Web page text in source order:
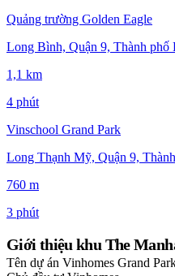
Quảng trường Golden Eagle
Long Bình, Quận 9, Thành
1,1 km
4 phút
Vinschool Grand Park
Long Thạnh Mỹ, Quận 9,
760 m
3 phút
Giới thiệu khu The
Tên dự án Vinhomes Grand